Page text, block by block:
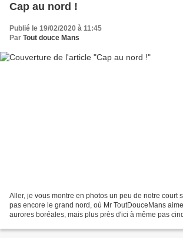
Cap au nord !
Publié le 19/02/2020 à 11:45
Par Tout douce Mans
Aller, je vous montre en photos un peu de notre court
pas encore le grand nord, où Mr ToutDouceMans
aurores boréales, mais plus près d'ici à même pas